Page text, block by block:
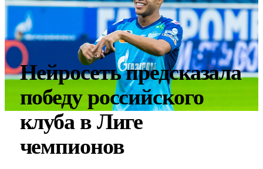
Нейросеть предсказала
победу российского
клуба в Лиге
чемпионов